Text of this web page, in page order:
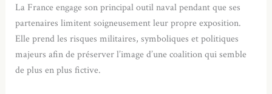
La France engage son principal outil naval pendant que ses
partenaires limitent soigneusement leur propre exposition.
Elle prend les risques militaires, symboliques et politiques
majeurs afin de préserver l’image d’une coalition qui semble
de plus en plus fictive.